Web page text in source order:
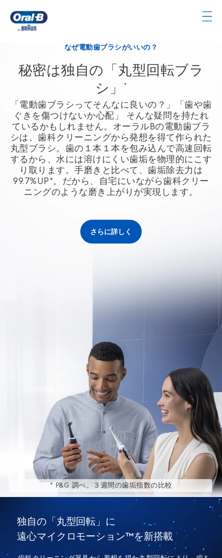
Navigation
なぜ電動歯ブラシがいいの？
秘密は独自の「丸型回転ブラ
シ」
*
「電動歯ブラシってそんなに良いの？」「歯や歯
ぐきを傷つけないか心配」 そんな疑問を持たれ
ているかもしれません。オーラルBの電動歯ブラ
シは、歯科クリーニングから発想を得て作られた
丸型ブラシ。歯の１本１本を包み込んで高速回転
するから、水には溶けにくい歯垢を物理的にこす
り取ります。手磨きと比べて、歯垢除去力は
99.7%UP*。だから、自宅にいながら歯科クリー
ニングのような磨き上がりが実現します。
さらに詳しく
* P&G 調べ。３週間の歯垢指数の比較
独自の「丸型回転」に
遠心マイクロモーション™を新搭載